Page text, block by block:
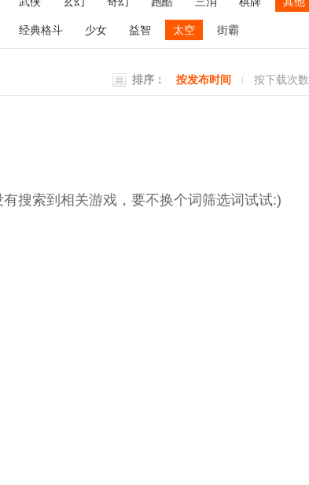
经典格斗 少女 益智 太空 街霸
排序： 按发布时间 按下载次数
搜索到相关游戏，要不换个词筛选词试试:)